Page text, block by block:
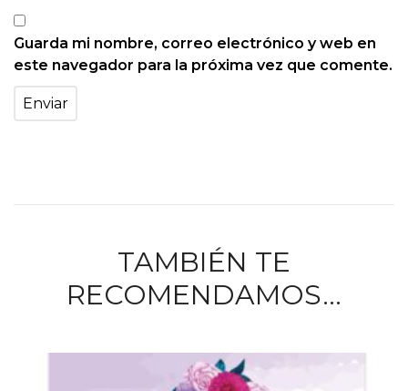
Guarda mi nombre, correo electrónico y web en
este navegador para la próxima vez que comente.
TAMBIÉN TE
RECOMENDAMOS…